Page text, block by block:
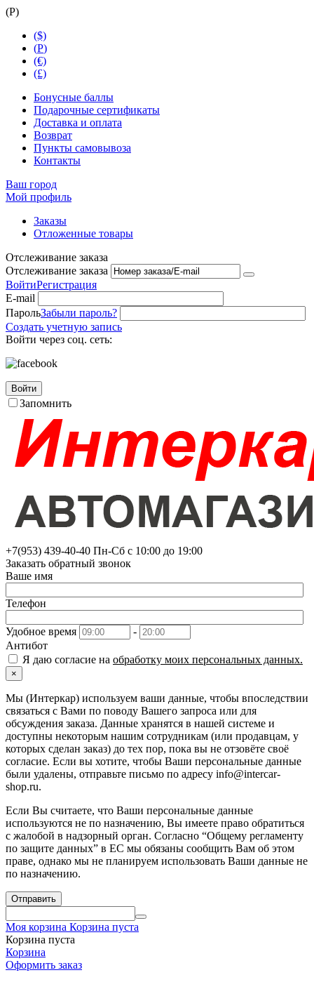
(Р)
($)
(Р)
(€)
(£)
Бонусные баллы
Подарочные сертификаты
Доставка и оплата
Возврат
Пункты самовывоза
Контакты
Ваш город
Мой профиль
Заказы
Отложенные товары
Отслеживание заказа
Отслеживание заказа
ВойтиРегистрация
E-mail
ПарольЗабыли пароль?
Создать учетную запись
Войти через соц. сеть:
Войти
Запомнить
+7(953) 439-40-40 Пн-Сб с 10:00 до 19:00
Заказать обратный звонок
Ваше имя
Телефон
Удобное время
-
Антибот
Я даю согласие на обработку моих персональных данных.
×
Мы (Интеркар) используем ваши данные, чтобы впоследствии
связаться с Вами по поводу Вашего запроса или для
обсуждения заказа. Данные хранятся в нашей системе и
доступны некоторым нашим сотрудникам (или продавцам, у
которых сделан заказ) до тех пор, пока вы не отзовёте своё
согласие. Если вы хотите, чтобы Ваши персональные данные
были удалены, отправьте письмо по адресу info@intercar-
shop.ru.
Если Вы считаете, что Ваши персональные данные
используются не по назначению, Вы имеете право обратиться
с жалобой в надзорный орган. Согласно “Общему регламенту
по защите данных” в ЕС мы обязаны сообщить Вам об этом
праве, однако мы не планируем использовать Ваши данные не
по назначению.
Отправить
Моя корзина Корзина пуста
Корзина пуста
Корзина
Оформить заказ